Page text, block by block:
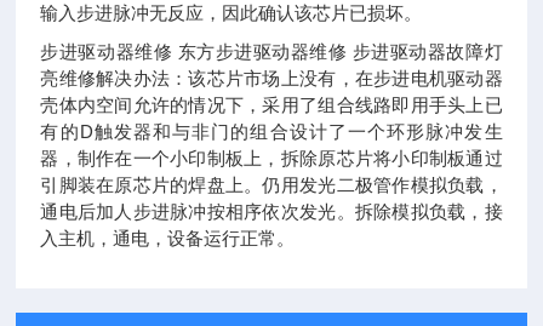
输入步进脉冲无反应，因此确认该芯片已损坏。
步进驱动器维修 东方步进驱动器维修 步进驱动器故障灯
亮维修解决办法：该芯片市场上没有，在步进电机驱动器
壳体内空间允许的情况下，采用了组合线路即用手头上已
有的D触发器和与非门的组合设计了一个环形脉冲发生
器，制作在一个小印制板上，拆除原芯片将小印制板通过
引脚装在原芯片的焊盘上。仍用发光二极管作模拟负载，
通电后加人步进脉冲按相序依次发光。拆除模拟负载，接
入主机，通电，设备运行正常。